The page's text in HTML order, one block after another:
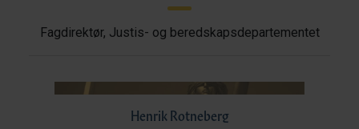
Fagdirektør, Justis- og beredskapsdepartementet
Henrik Rotneberg